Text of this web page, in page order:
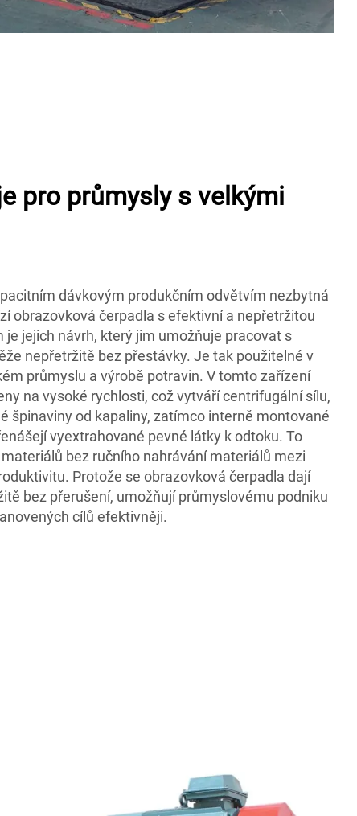
pro průmysly s velkými
dávkovým produkčním odvětvím nezbytná
obrazovková čerpadla s efektivní a nepřetržitou
je jejich návrh, který jim umožňuje pracovat s
nepřetržitě bez přestávky. Je tak použitelné v
průmyslu a výrobě potravin. V tomto zařízení
na vysoké rychlosti, což vytváří centrifugální sílu,
špinaviny od kapaliny, zatímco interně montované
vyextrahované pevné látky k odtoku. To
bez ručního nahrávání materiálů mezi
Protože se obrazovková čerpadla dají
bez přerušení, umožňují průmyslovému podniku
cílů efektivněji.